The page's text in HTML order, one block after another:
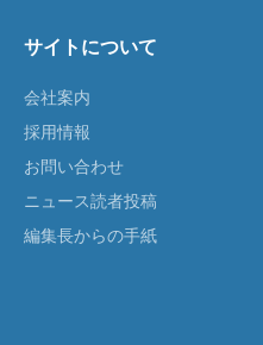
サイトについて
会社案内
採用情報
お問い合わせ
ニュース読者投稿
編集長からの手紙